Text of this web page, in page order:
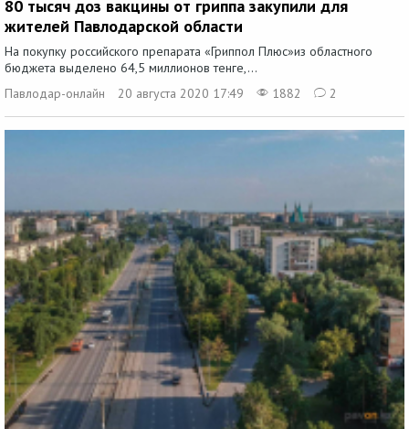
80 тысяч доз вакцины от гриппа закупили для
жителей Павлодарской области
На покупку российского препарата «Гриппол Плюс»из областного
бюджета выделено 64,5 миллионов тенге,...
Павлодар-онлайн
20 августа 2020 17:49 1882 2